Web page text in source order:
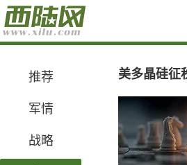
推荐
军情
战略
美多晶硅征